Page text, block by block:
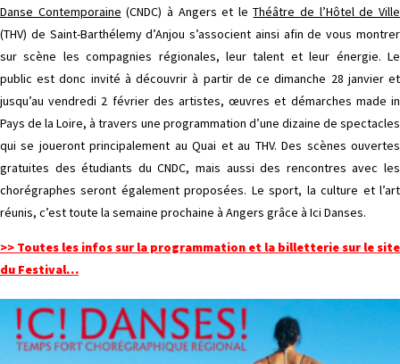
Danse Contemporaine (CNDC) à Angers et leThéâtre de l’Hôtel de Ville
(THV) de Saint-Barthélemy d’Anjou s’associent ainsi afin de vous montrer
sur scène les compagnies régionales, leur talent et leur énergie. Le
public est donc invité à découvrir à partir de ce dimanche 28 janvier et
jusqu’au vendredi 2 février des artistes, œuvres et démarches made in
Pays de la Loire, à travers une programmation d’une dizaine de spectacles
qui se joueront principalement au Quai et au THV. Des scènes ouvertes
gratuites des étudiants du CNDC, mais aussi des rencontres avec les
chorégraphes seront également proposées. Le sport, la culture et l’art
réunis, c’est toute la semaine prochaine à Angers grâce à Ici Danses.
>> Toutes les infos sur la programmation et la billetterie sur le site
du Festival…